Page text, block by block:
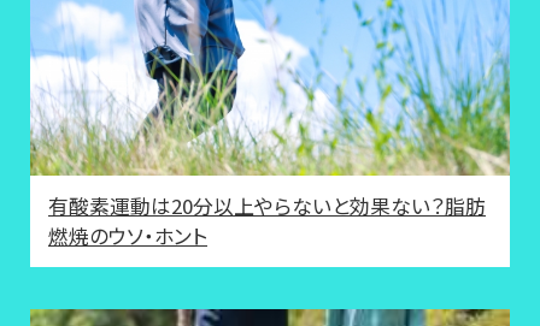
有酸素運動は20分以上やらないと効果ない？脂肪
燃焼のウソ・ホント